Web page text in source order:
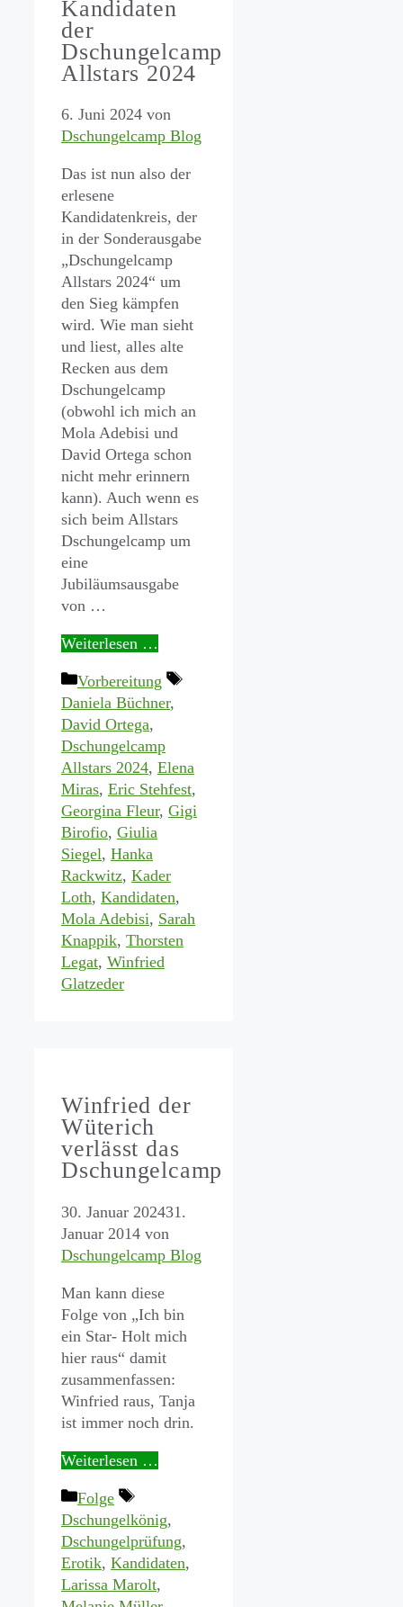
Kandidaten
der
Dschungelcamp
Allstars 2024
6. Juni 2024 von
Dschungelcamp Blog
Das ist nun also der
erlesene
Kandidatenkreis, der
in der Sonderausgabe
„Dschungelcamp
Allstars 2024“ um
den Sieg kämpfen
wird. Wie man sieht
und liest, alles alte
Recken aus dem
Dschungelcamp
(obwohl ich mich an
Mola Adebisi und
David Ortega schon
nicht mehr erinnern
kann). Auch wenn es
sich beim Allstars
Dschungelcamp um
eine
Jubiläumsausgabe
von …
Weiterlesen …
Kategorien
Vorbereitung
Schlagwörter
Daniela Büchner,
David Ortega,
Dschungelcamp
Allstars 2024, Elena
Miras, Eric Stehfest,
Georgina Fleur, Gigi
Birofio, Giulia
Siegel, Hanka
Rackwitz, Kader
Loth, Kandidaten,
Mola Adebisi, Sarah
Knappik, Thorsten
Legat, Winfried
Glatzeder
Winfried der
Wüterich
verlässt das
Dschungelcamp
30. Januar 202431.
Januar 2014 von
Dschungelcamp Blog
Man kann diese
Folge von „Ich bin
ein Star- Holt mich
hier raus“ damit
zusammenfassen:
Winfried raus, Tanja
ist immer noch drin.
Weiterlesen …
Kategorien
Folge
Schlagwörter
Dschungelkönig,
Dschungelprüfung,
Erotik, Kandidaten,
Larissa Marolt,